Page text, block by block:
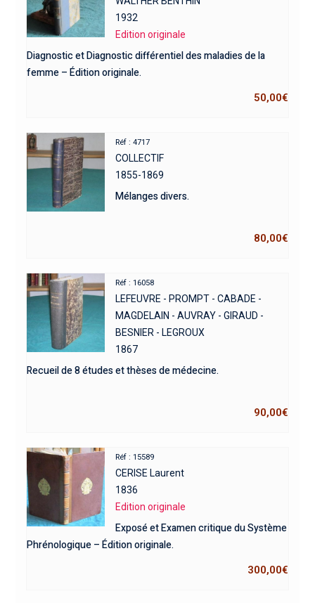
1932
Edition originale
Diagnostic et Diagnostic différentiel des maladies de la
femme – Édition originale.
50,00€
Réf : 4717
COLLECTIF
1855-1869
Mélanges divers.
80,00€
Réf : 16058
LEFEUVRE - PROMPT - CABADE -
MAGDELAIN - AUVRAY - GIRAUD -
BESNIER - LEGROUX
1867
Recueil de 8 études et thèses de médecine.
90,00€
Réf : 15589
CERISE Laurent
1836
Edition originale
Exposé et Examen critique du Système
Phrénologique – Édition originale.
300,00€